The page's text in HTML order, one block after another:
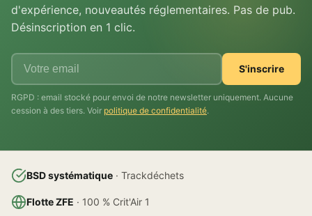
d'expérience, nouveautés réglementaires. Pas de pub.
Désinscription en 1 clic.
S'inscrire
RGPD : email stocké pour envoi de notre newsletter uniquement. Aucune
cession à des tiers. Voir politique de confidentialité.
BSD systématique · Trackdéchets
Flotte ZFE · 100 % Crit'Air 1